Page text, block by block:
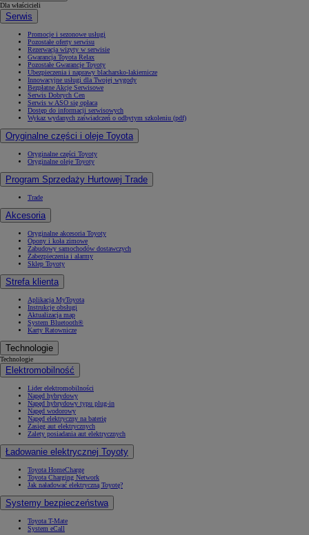
Dla właścicieli
Serwis
Promocje i sezonowe usługi
Pozostałe oferty serwisu
Rezerwacja wizyty w serwisie
Gwarancja Toyota Relax
Pozostałe Gwarancje Toyoty
Ubezpieczenia i naprawy blacharsko-lakiernicze
Innowacyjne usługi dla Twojej wygody
Bezpłatne Akcje Serwisowe
Serwis Dobrych Cen
Serwis w ASO się opłaca
Dostęp do informacji serwisowych
Wykaz wydanych zaświadczeń o odbytym szkoleniu (pdf)
Oryginalne części i oleje Toyota
Oryginalne części Toyoty
Oryginalne oleje Toyoty
Program Sprzedaży Hurtowej Trade
Trade
Akcesoria
Oryginalne akcesoria Toyoty
Opony i koła zimowe
Zabudowy samochodów dostawczych
Zabezpieczenia i alarmy
Sklep Toyoty
Strefa klienta
Aplikacja MyToyota
Instrukcje obsługi
Aktualizacja map
System Bluetooth®
Karty Ratownicze
Technologie
Technologie
Elektromobilność
Lider elektromobilności
Napęd hybrydowy
Napęd hybrydowy typu plug-in
Napęd wodorowy
Napęd elektryczny na baterię
Zasięg aut elektrycznych
Zalety posiadania aut elektrycznych
Ładowanie elektrycznej Toyoty
Toyota HomeCharge
Toyota Charging Network
Jak naładować elektryczną Toyotę?
Systemy bezpieczeństwa
Toyota T-Mate
System eCall